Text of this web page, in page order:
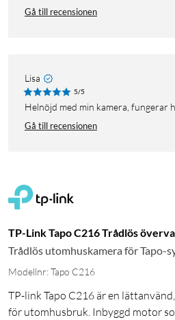
Gå till recensionen
Lisa
5/5
Helnöjd med min kamera, fungerar
Gå till recensionen
TP-Link Tapo C216 Trådlös
Trådlös utomhuskamera för Tapo-
Modellnr: Tapo C216
TP-link Tapo C216 är en
för utomhusbruk. Inbyggd motor